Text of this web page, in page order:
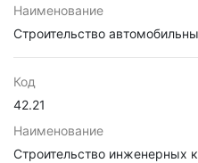
Наименование
Строительство
Код
42.21
Наименование
Строительство инженерных